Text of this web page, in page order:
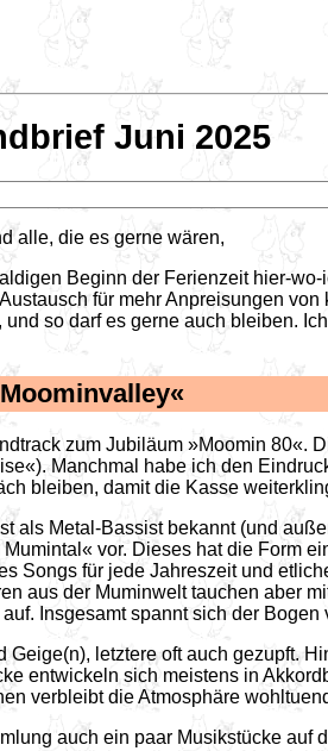
Juni 2025
alle, die es gerne wären,
Beginn der Ferienzeit hier-
für mehr Anpreisungen
so darf es gerne auch bleiben.
zum Jubiläum »Moomin 80«.
Manchmal habe ich den
bleiben, damit die Kasse
als Metal-Bassist bekannt (und
vor. Dieses hat die Form
Songs für jede Jahreszeit und
aus der Muminwelt tauchen aber
Insgesamt spannt sich der
Geige(n), letztere oft auch gezupft.
entwickeln sich meistens in
verbleibt die Atmosphäre
auch ein paar Musikstücke